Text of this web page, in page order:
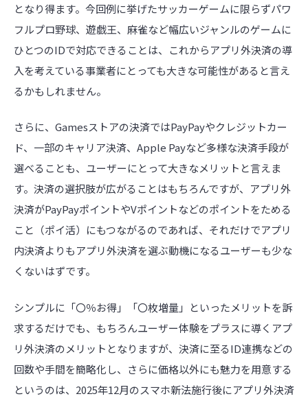
となり得ます。今回例に挙げたサッカーゲームに限らずパワ
フルプロ野球、遊戯王、麻雀など幅広いジャンルのゲームに
ひとつのIDで対応できることは、これからアプリ外決済の導
入を考えている事業者にとっても大きな可能性があると言え
るかもしれません。
さらに、Gamesストアの決済ではPayPayやクレジットカー
ド、一部のキャリア決済、Apple Payなど多様な決済手段が
選べることも、ユーザーにとって大きなメリットと言えま
す。決済の選択肢が広がることはもちろんですが、アプリ外
決済がPayPayポイントやVポイントなどのポイントをためる
こと（ポイ活）にもつながるのであれば、それだけでアプリ
内決済よりもアプリ外決済を選ぶ動機になるユーザーも少な
くないはずです。
シンプルに「〇％お得」「〇枚増量」といったメリットを訴
求するだけでも、もちろんユーザー体験をプラスに導くアプ
リ外決済のメリットとなりますが、決済に至るID連携などの
回数や手間を簡略化し、さらに価格以外にも魅力を用意する
というのは、2025年12月のスマホ新法施行後にアプリ外決済